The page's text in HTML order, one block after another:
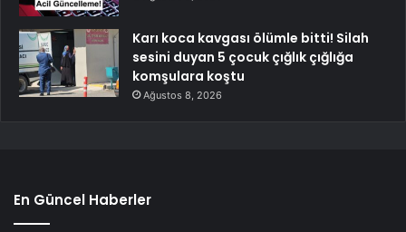
Karı koca kavgası ölümle bitti! Silah
sesini duyan 5 çocuk çığlık çığlığa
komşulara koştu
Ağustos 8, 2026
En Güncel Haberler